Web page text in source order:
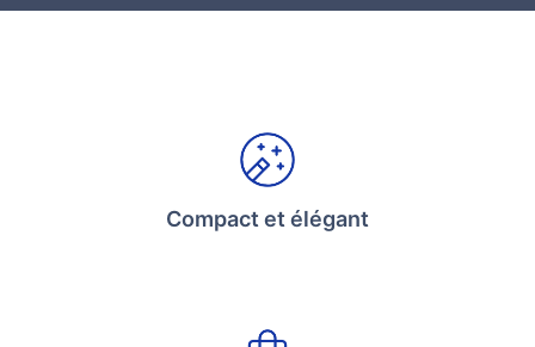
Compact et élégant